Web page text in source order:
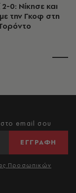
0: Νίκησε και
την Γκοφ στη
στο email σου
ΕΓΓΡΑΦΗ
Προσωπικών